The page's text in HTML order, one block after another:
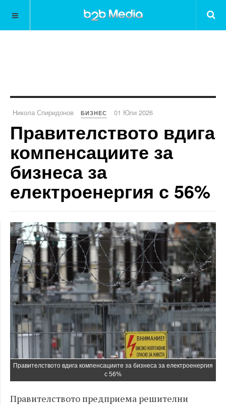
Никола Спиридонов БИЗНЕС 01 Юли 2026
Правителството вдига
компенсациите за
бизнеса за
електроенергия с 56%
Правителството вдига компенсациите за бизнеса за електроенергия
с 56%
Правителството предприема решителни